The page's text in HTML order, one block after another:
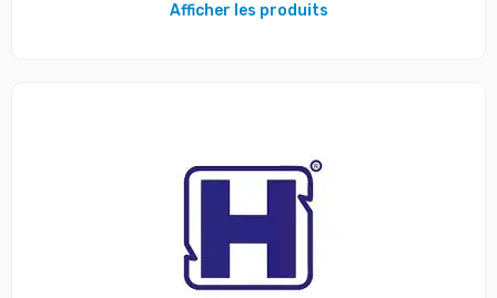
Afficher les produits